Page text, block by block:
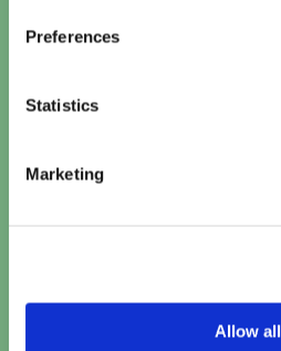
Preferences
Statistics
Marketing
Allow all
15:30
Toy Story 5 (2D NL)
17:10•20:50